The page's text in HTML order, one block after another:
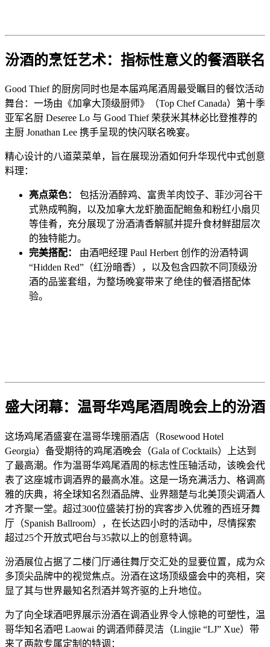
汾酒的烹饪艺术：指标性意义的餐酒联名
Good Thief 的厨房同时也是本届鸡尾酒周最受瞩目的餐饮活动
舞台：一场由《加拿大顶级厨师》（Top Chef Canada）第十季
亚军名厨 Deseree Lo 与 Good Thief 荣获米其林必比登推荐的
主厨 Jonathan Lee 携手呈现的快闪联名晚宴。
精心设计的八道菜菜单，旨在展现汾酒如何升华现代中式创意
料理：
亮点菜色：
包括汾酒醉鸡、富贵羊肉饺子、菲沙河谷干
式熟成鸭胸，以及加拿大龙虾脆面配鲍鱼和粉红小扇贝
等佳肴，充分展现了汾酒清香解腻并提升食材鲜甜层次
的独特能力。
完美搭配：
由酒吧经理 Paul Herbert 创作的汾酒特调
“Hidden Red”（红汾暗香），以及包含四款不同顶级汾
酒的品鉴套组，为整场晚宴带来了绝佳的餐酒搭配体
验。
盛大闭幕：温哥华鸡尾酒周晚会上的汾酒
这场鸡尾酒盛宴在温哥华瑰丽酒店（Rosewood Hotel
Georgia）备受期待的鸡尾酒晚会（Gala of Cocktails）上达到
了最高潮。作为温哥华鸡尾酒周的标志性压轴活动，该晚会代
表了这座城市调酒界的最高水准。这是一场充满活力、格调高
雅的庆典，将全球知名烈酒品牌、业界翘楚与北美顶尖调酒人
才齐聚一堂。超过300位盛装打扮的宾客步入优雅的西班牙舞
厅（Spanish Ballroom），在长达四小时的活动中，尽情探索
超过25个开放式吧台与35款以上的创意特调。
汾酒展位占据了二楼门厅通往舞厅交汇处的显要位置，成为众
多顶尖品牌中的视觉焦点。汾酒在这场顶级盛会中的亮相，突
显了其与世界最知名烈酒并驾齐驱的上升地位。
为了向全球酒吧界展示汾酒在调酒业界令人惊艳的可塑性，温
哥华知名酒吧 Laowai 的调酒师薛灵洁（Lingjie “LJ” Xue）带
来了两款专属定制的特调：